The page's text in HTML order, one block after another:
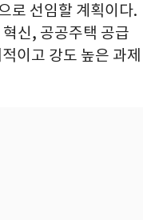
로 선임할 계획이다.
신, 공공주택 공급
이고 강도 높은 과제